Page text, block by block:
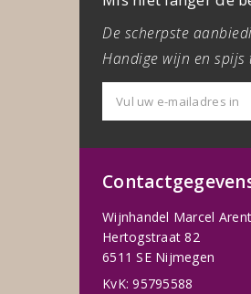
De scherpste
Handige wijn en spijs
Wijnhandel Marcel
Hertogstraat 82
6511 SE Nijmegen
KvK: 95795588